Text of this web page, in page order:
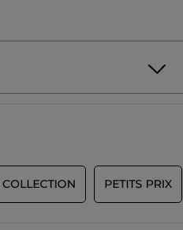
PETITS PRIX